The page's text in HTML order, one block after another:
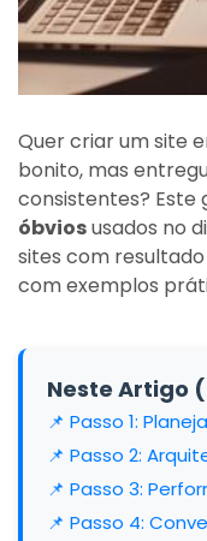
Quer criar um site
bonito, mas
consistentes? Este
óbviosusados no
sites com
com exemplos
Neste Artigo
📌 Passo 1:
📌 Passo 2:
📌 Passo 3:
📌 Passo 4: